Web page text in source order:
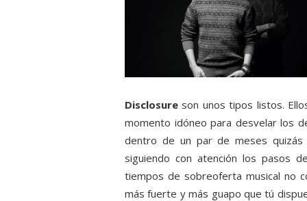
Disclosure son unos tipos listos.
momento idóneo para desvelar los
dentro de un par de meses quizás
siguiendo con atención los pasos
tiempos de sobreoferta musical no
más fuerte y más guapo que tú